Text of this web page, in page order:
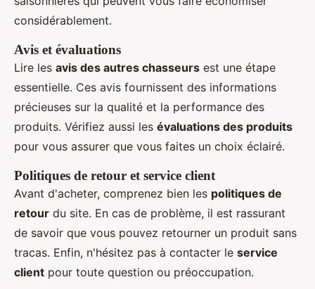
considérablement.
Avis et évaluations
Lire les avis des autres chasseurs est une étape
essentielle. Ces avis fournissent des informations
précieuses sur la qualité et la performance des
produits. Vérifiez aussi les évaluations des produits
pour vous assurer que vous faites un choix éclairé.
Politiques de retour et service client
Avant d'acheter, comprenez bien les politiques de
retour du site. En cas de problème, il est rassurant
de savoir que vous pouvez retourner un produit sans
tracas. Enfin, n'hésitez pas à contacter le service
client pour toute question ou préoccupation.